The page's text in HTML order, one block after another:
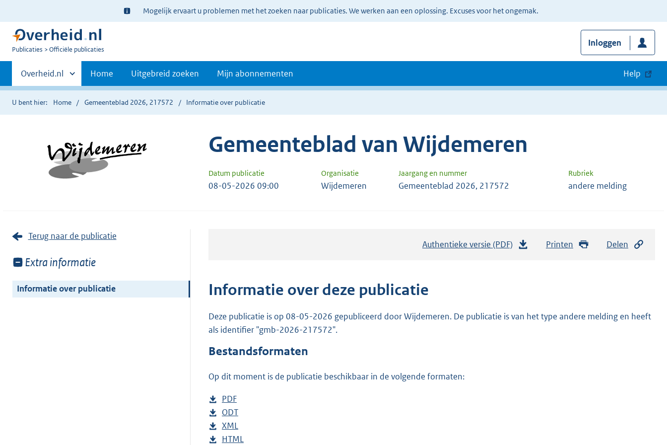
Ter
informatie:
Mogelijk ervaart u problemen met het zoeken naar publicaties. We werken aan een oplossing. Excuses voor het ongemak.
U
Publicaties Officiële publicaties
Inloggen
Primaire
navigatie
Andere
sites
binnen
Overheid.nl Home Uitgebreid zoeken Mijn abonnementen Help
U bent hier: Home Gemeenteblad 2026, 217572 Informatie over publicatie
Gemeenteblad van Wijdemeren
Datum publicatie Organisatie Jaargang en nummer Rubriek
08-05-2026 09:00 Wijdemeren Gemeenteblad 2026, 217572 andere melding
Terug naar de publicatie
Toon
van:
Extra informatie
Informatie over publicatie
Authentieke versie (PDF) Printen Delen
Informatie over deze publicatie
Deze publicatie is op 08-05-2026 gepubliceerd door Wijdemeren. De publicatie is van het type andere melding en heeft
als identifier "gmb-2026-217572".
Bestandsformaten
Op dit moment is de publicatie beschikbaar in de volgende formaten:
D
o
w
n
PDF
e
s
t
D
o
w
ODT
s
D
o
XML
e
D
HTML